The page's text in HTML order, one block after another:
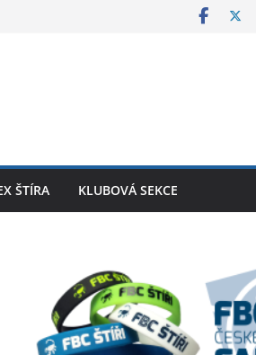
ŠTÍRA KLUBOVÁ SEKCE